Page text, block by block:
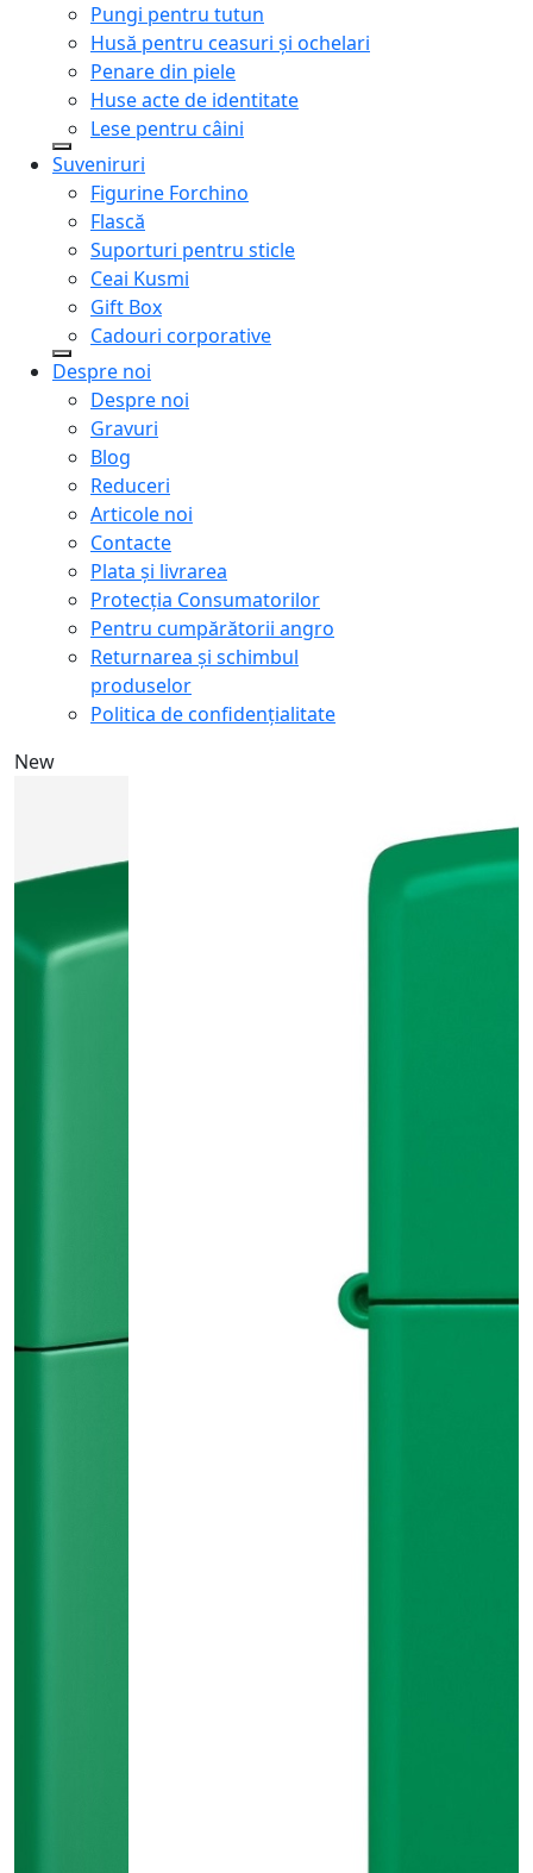
Pungi pentru tutun
Husă pentru ceasuri și ochelari
Penare din piele
Huse acte de identitate
Lese pentru câini
Suveniruri
Figurine Forchino
Flască
Suporturi pentru sticle
Ceai Kusmi
Gift Box
Cadouri corporative
Despre noi
Despre noi
Gravuri
Blog
Reduceri
Articole noi
Contacte
Plata și livrarea
Protecţia Consumatorilor
Pentru cumpărătorii angro
Returnarea și schimbul
produselor
Politica de confidențialitate
New